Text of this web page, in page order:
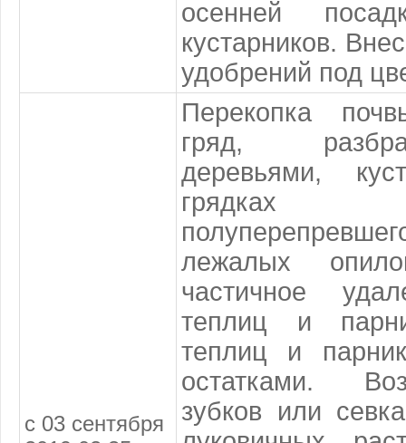
осенней
кустарников.
удобрений под
с 03 сентября
Перекопка
гряд,
деревьями,
грядках
лежалых
частичное
теплиц и
теплиц и
остатками.
зубков или